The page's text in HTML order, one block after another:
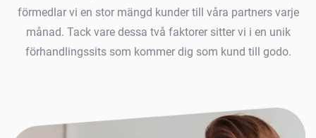
förmedlar vi en stor mängd kunder till våra partners varje
månad. Tack vare dessa två faktorer sitter vi i en unik
förhandlingssits som kommer dig som kund till godo.